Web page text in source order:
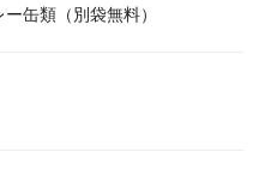
缶類（別袋無料）